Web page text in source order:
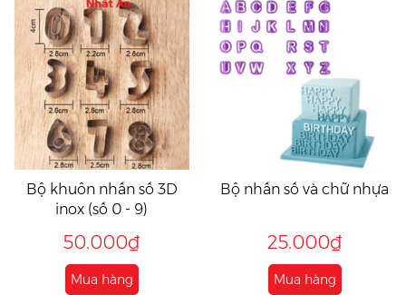
Bộ khuôn nhấn số 3D
inox (số 0 - 9)
50.000₫
Mua hàng
Bộ nhấn số và chữ nhựa
25.000₫
Mua hàng